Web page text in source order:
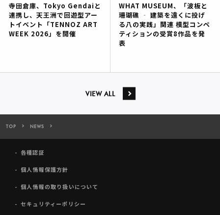
寺田倉庫、Tokyo Gendaiと
連携し、天王洲で回遊型アー
トイベント「TENNOZ ART
WEEK 2026」を開催
WHAT MUSEUM、「波板と
珊瑚礁 ‐ 建築を遠くに投げ
る八の実践」関連 模型コンペ
ティションの受賞8作品を発
表
VIEW ALL
TOP NEWS
各種認証
個人情報保護方針
個人情報の取り扱いについて
セキュリティーポリシー